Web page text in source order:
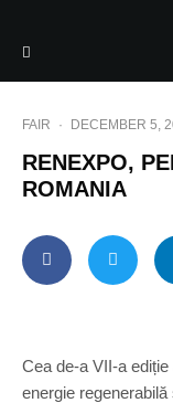
FAIR · DECEMBER 5,
RENEXPO,
ROMANIA
Cea de-a VII-a
energie